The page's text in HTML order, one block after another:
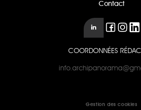
Contact
COORDONNÉES
Gestion des cookies